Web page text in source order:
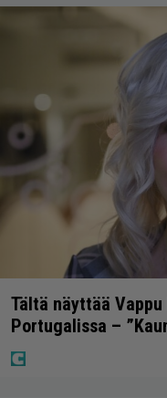
Tältä näyttää
Portugalissa –